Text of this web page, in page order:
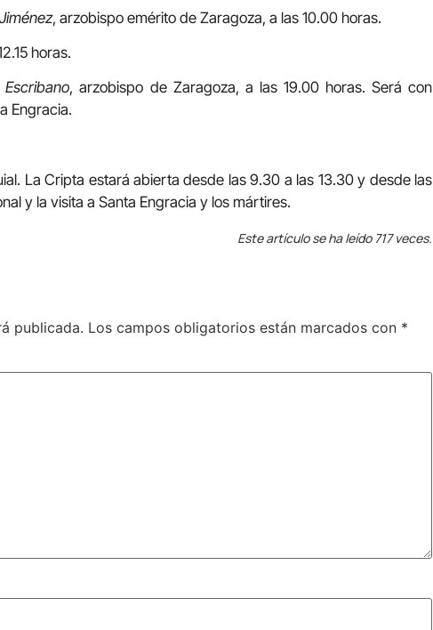
, arzobispo emérito de Zaragoza, a las 10.00 horas.
horas.
, arzobispo de Zaragoza, a las 19.00 horas. Será con
Engracia.
La Cripta estará abierta desde las 9.30 a las 13.30 y desde las
y la visita a Santa Engracia y los mártires.
Este artículo se ha leído 717 veces.
publicada. Los campos obligatorios están marcados con *